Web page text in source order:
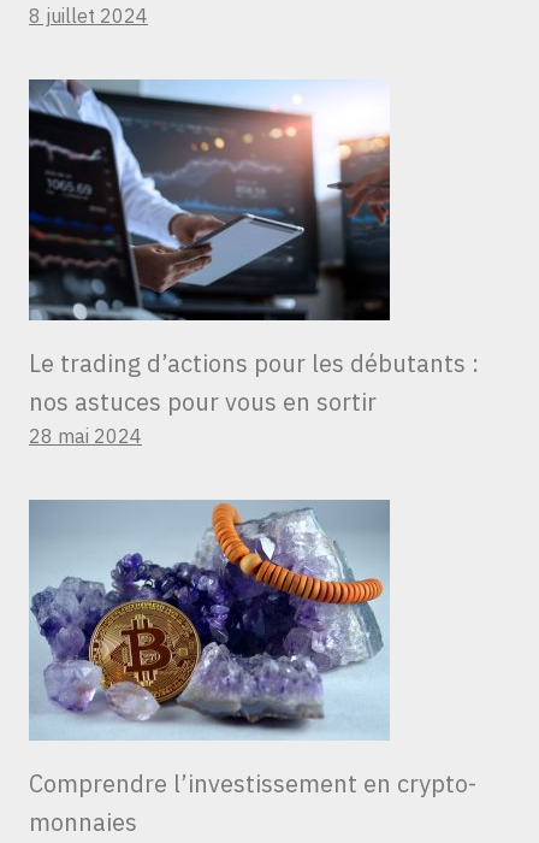
8 juillet 2024
Le trading d’actions pour les débutants :
nos astuces pour vous en sortir
28 mai 2024
Comprendre l’investissement en crypto-
monnaies